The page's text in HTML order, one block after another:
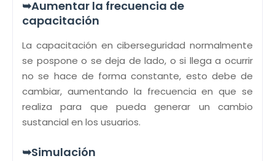
➥Aumentar la frecuencia de
capacitación
La capacitación en ciberseguridad normalmente
se pospone o se deja de lado, o si llega a ocurrir
no se hace de forma constante, esto debe de
cambiar, aumentando la frecuencia en que se
realiza para que pueda generar un cambio
sustancial en los usuarios.
➥Simulación